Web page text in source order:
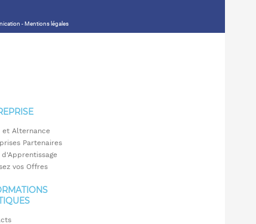
-Mentions légales
et Alternance
Partenaires
d'Apprentissage
vos Offres